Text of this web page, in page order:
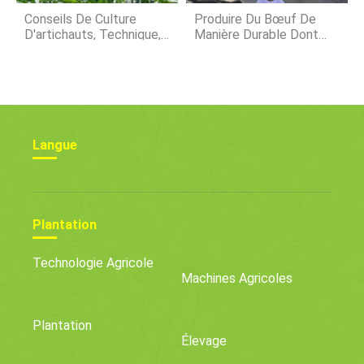
Conseils De Culture
D'artichauts, Technique,
Produire Du Bœuf De
Manière Durable Dont
Langue
Plantation
Technologie Agricole
Machines Agricoles
Plantation
Élevage